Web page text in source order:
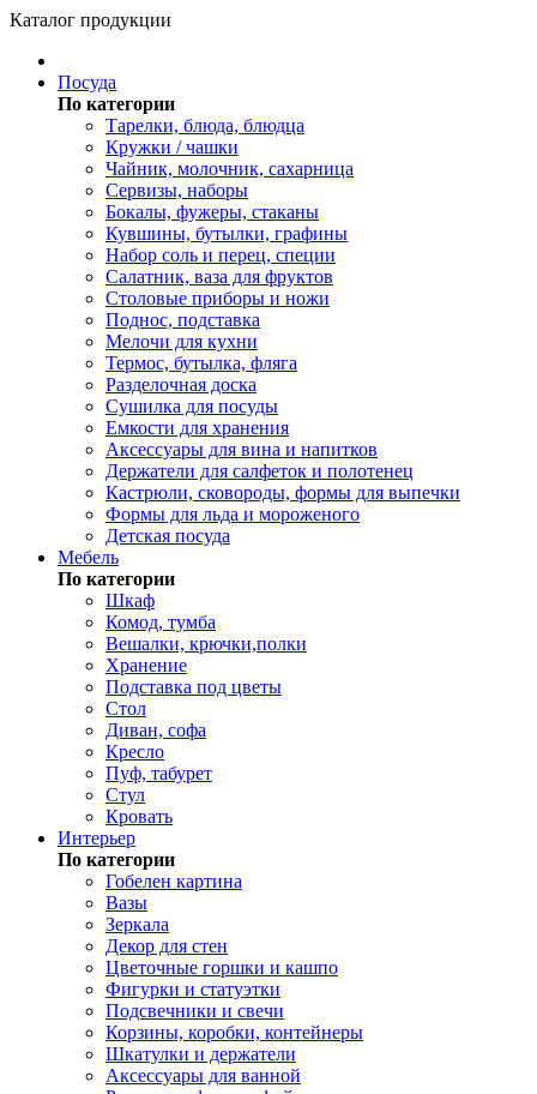
Каталог продукции
Посуда
По категории
Тарелки, блюда, блюдца
Кружки / чашки
Чайник, молочник, сахарница
Сервизы, наборы
Бокалы, фужеры, стаканы
Кувшины, бутылки, графины
Набор соль и перец, специи
Салатник, ваза для фруктов
Столовые приборы и ножи
Поднос, подставка
Мелочи для кухни
Термос, бутылка, фляга
Разделочная доска
Сушилка для посуды
Емкости для хранения
Аксессуары для вина и напитков
Держатели для салфеток и полотенец
Кастрюли, сковороды, формы для выпечки
Формы для льда и мороженого
Детская посуда
Мебель
По категории
Шкаф
Комод, тумба
Вешалки, крючки,полки
Хранение
Подставка под цветы
Стол
Диван, софа
Кресло
Пуф, табурет
Стул
Кровать
Интерьер
По категории
Гобелен картина
Вазы
Зеркала
Декор для стен
Цветочные горшки и кашпо
Фигурки и статуэтки
Подсвечники и свечи
Корзины, коробки, контейнеры
Шкатулки и держатели
Аксессуары для ванной